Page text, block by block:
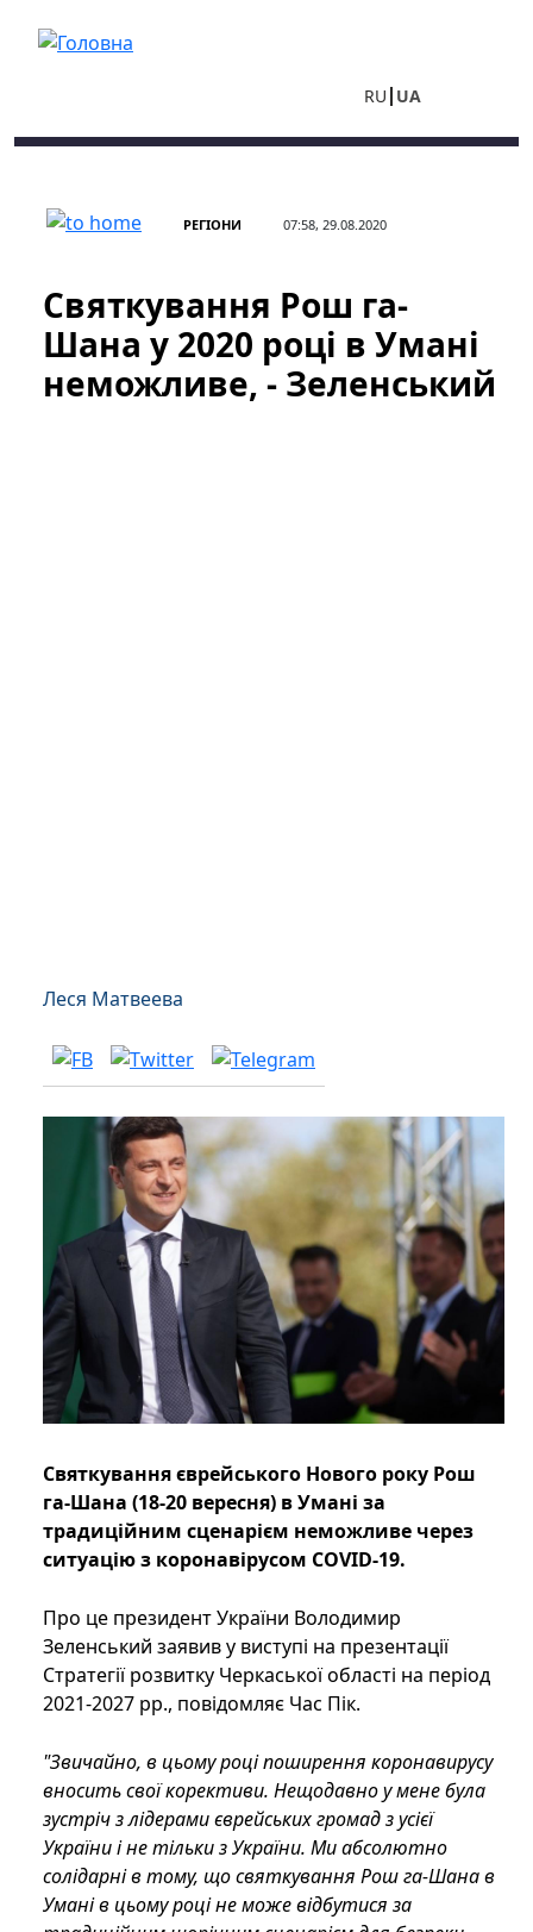
RU UA
РЕГІОНИ 07:58, 29.08.2020
Святкування Рош га-
Шана у 2020 році в Умані
неможливе, - Зеленський
Леся Матвеева
Святкування єврейського Нового року Рош
га-Шана (18-20 вересня) в Умані за
традиційним сценарієм неможливе через
ситуацію з коронавірусом COVID-19.
Про це президент України Володимир
Зеленський заявив у виступі на презентації
Стратегії розвитку Черкаської області на період
2021-2027 рр., повідомляє Час Пік.
"Звичайно, в цьому році поширення коронавирусу
вносить свої корективи. Нещодавно у мене була
зустріч з лідерами єврейських громад з усієї
України і не тільки з України. Ми абсолютно
солідарні в тому, що святкування Рош га-Шана в
Умані в цьому році не може відбутися за